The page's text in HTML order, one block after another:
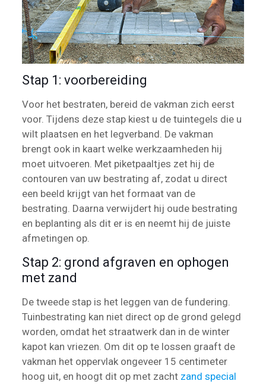
Stap 1: voorbereiding
Voor het bestraten, bereid de vakman zich eerst
voor. Tijdens deze stap kiest u de tuintegels die u
wilt plaatsen en het legverband. De vakman
brengt ook in kaart welke werkzaamheden hij
moet uitvoeren. Met piketpaaltjes zet hij de
contouren van uw bestrating af, zodat u direct
een beeld krijgt van het formaat van de
bestrating. Daarna verwijdert hij oude bestrating
en beplanting als dit er is en neemt hij de juiste
afmetingen op.
Stap 2: grond afgraven en ophogen
met zand
De tweede stap is het leggen van de fundering.
Tuinbestrating kan niet direct op de grond gelegd
worden, omdat het straatwerk dan in de winter
kapot kan vriezen. Om dit op te lossen graaft de
vakman het oppervlak ongeveer 15 centimeter
hoog uit, en hoogt dit op met zacht zand special